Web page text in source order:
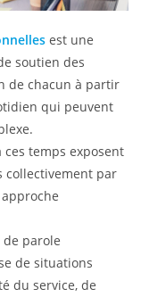
est une
soutien des
de chacun à partir
qui peuvent
temps exposent
collectivement par
parole
de situations
du service, de